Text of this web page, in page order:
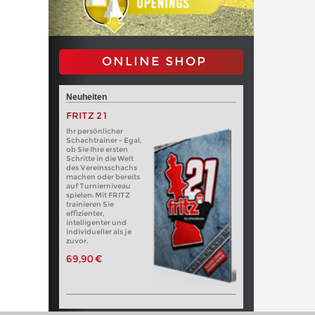
ONLINE SHOP
Neuheiten
FRITZ 21
Ihr persönlicher
Schachtrainer - Egal,
ob Sie Ihre ersten
Schritte in die Welt
des Vereinsschachs
machen oder bereits
auf Turnierniveau
spielen: Mit FRITZ
trainieren Sie
effizienter,
intelligenter und
individueller als je
zuvor.
69,90 €